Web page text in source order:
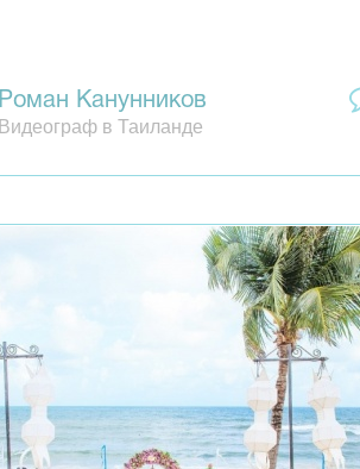
Роман Канунников
Видеограф в Таиланде